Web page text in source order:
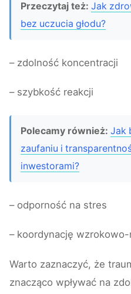
Przeczytaj też: Jak
bez uczucia głodu?
– zdolność koncentracji
– szybkość reakcji
Polecamy również: Jak
zaufaniu i
inwestorami?
– odporność na stres
– koordynację
Warto zaznaczyć, że
znacząco wpływać na